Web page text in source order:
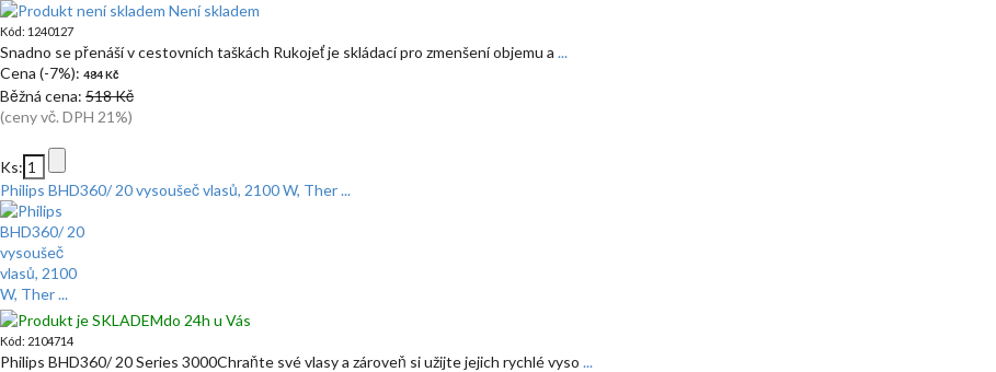
Není skladem
Kód: 1240127
Snadno se přenáší v cestovních taškách Rukojeť je skládací pro zmenšení objemu a ...
Cena (-7%): 484 Kč
Běžná cena: 518 Kč
(ceny vč. DPH 21%)
Ks:
Philips BHD360/ 20 vysoušeč vlasů, 2100 W, Ther ...
do 24h u Vás
Kód: 2104714
Philips BHD360/ 20 Series 3000Chraňte své vlasy a zároveň si užijte jejich rychlé vyso ...